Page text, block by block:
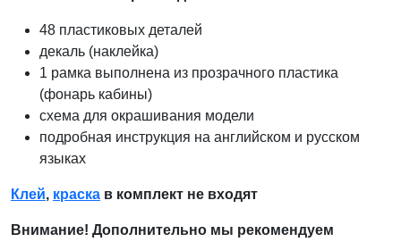
48 пластиковых деталей
декаль (наклейка)
1 рамка выполнена из прозрачного пластика
(фонарь кабины)
схема для окрашивания модели
подробная инструкция на английском и русском
языках
Клей, краска в комплект не входят
Внимание! Дополнительно мы рекомендуем